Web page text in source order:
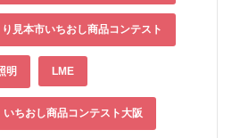
見本市いちおし商品コンテスト
明 LME
いちおし商品コンテスト大阪